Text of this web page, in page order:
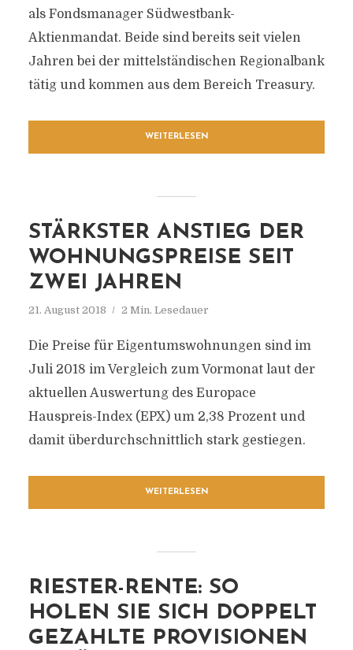
als Fondsmanager Südwestbank-
Aktienmandat. Beide sind bereits seit vielen
Jahren bei der mittelständischen Regionalbank
tätig und kommen aus dem Bereich Treasury.
WEITERLESEN
STÄRKSTER ANSTIEG DER
WOHNUNGSPREISE SEIT
ZWEI JAHREN
21. August 2018 2 Min. Lesedauer
Die Preise für Eigentumswohnungen sind im
Juli 2018 im Vergleich zum Vormonat laut der
aktuellen Auswertung des Europace
Hauspreis-Index (EPX) um 2,38 Prozent und
damit überdurchschnittlich stark gestiegen.
WEITERLESEN
RIESTER-RENTE: SO
HOLEN SIE SICH DOPPELT
GEZAHLTE PROVISIONEN